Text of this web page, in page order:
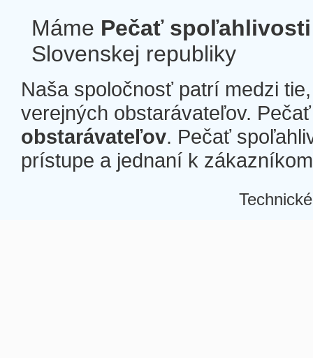
Máme Pečať spoľahlivosti
Slovenskej republiky
Naša spoločnosť patrí medzi
verejných obstarávateľov.
obstarávateľov. Pečať
prístupe a jednaní k